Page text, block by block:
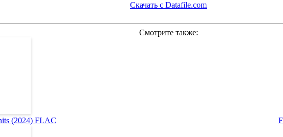
Скачать с Datafile.com
Смотрите также:
(2024) FLAC